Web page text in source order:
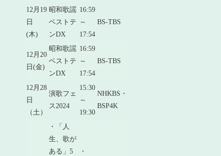
12月19
日
(木)
昭和歌謡
ベストテ
ンDX
16:59
～
17:54
BS-TBS
12月20
日(金)
昭和歌謡
ベストテ
ンDX
16:59
～
17:54
BS-TBS
12月28
日
（土）
演歌フェ
ス2024
15:30
～
19:30
NHKBS・
BSP4K
・「人
生、歌が
ある」5
・